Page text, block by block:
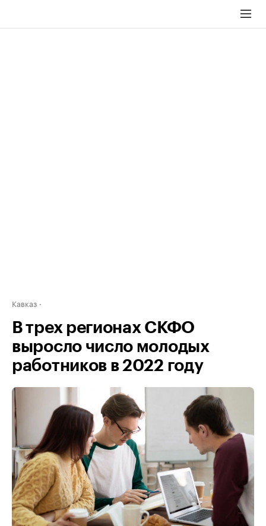
Кавказ
В трех регионах СКФО
выросло число молодых
работников в 2022 году